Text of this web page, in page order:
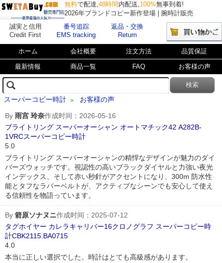
無料で配達,48時間 内配送,100%無事到着!
2026年ブランドコピー新作登場 | 腕時計販売
誠実と信用
Credit First
番号追踪
EMS tracking
返品・交換
Return
ホーム 会社概要 注文方法 品質保証
最新情報 商品一覧 FAQ お客様の声
スーパーコピー時計 > お客様の声
By 雨宫 玲奈作成时间：2026-05-16
ブライトリング スーパーオーシャン オートマチック42 A282B-
1VRCスーパーコピー時計
5.0
ブライトリング スーパーオーシャンの精悍なデザインが魅力のダイ
バーズウォッチです。視認性の高いブラックダイヤルと力強い夜光
インデックス、そして赤い秒針がアクセントになり、300m 防水性
能とタフなラバーベルトが、アクティブなシーンでも安心して使え
る信頼性を物語っています。
By 箭原ソナヌニ作成时间：2025-07-12
タグホイヤー カレラキャリバー16クロノグラフ スーパーコピー時
計CBK2115.BA0715
4.0
本当に正しい選択でした。時計はとても高級感があります。